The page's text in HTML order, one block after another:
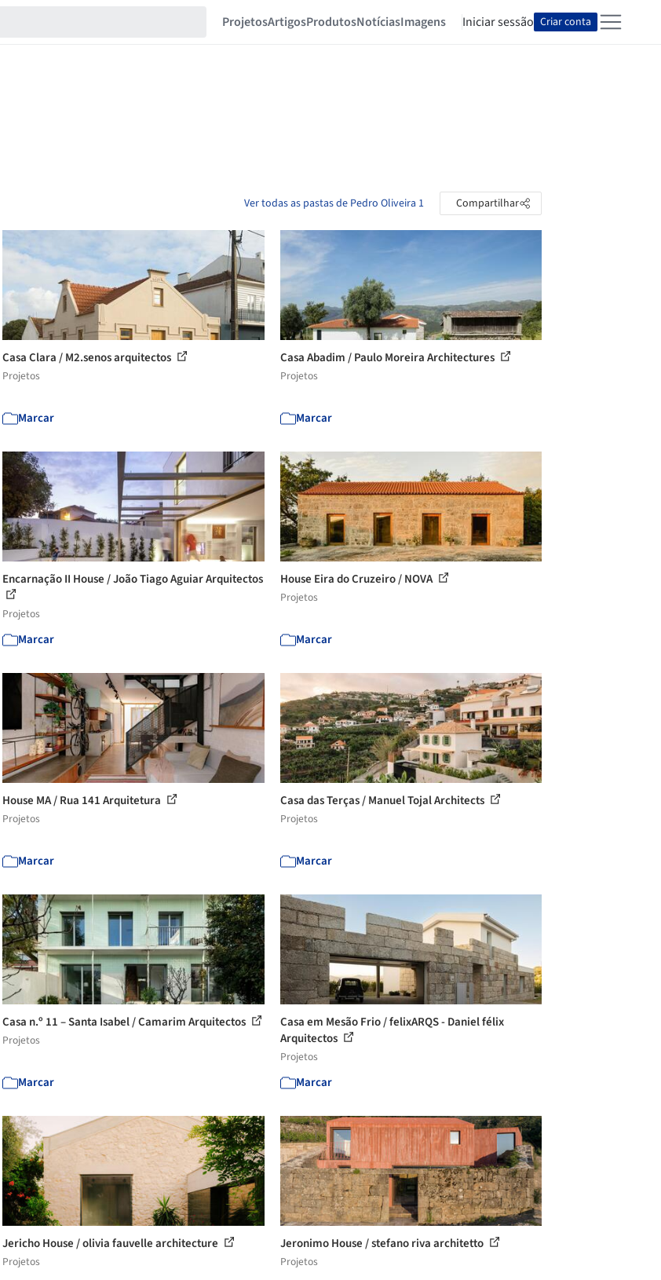
ProjetosArtigosProdutosNotíciasImagens Iniciar sessão Criar conta
Ver todas as pastas de Pedro Oliveira 1 Compartilhar
Casa Clara / M2.senos arquitectos
Projetos
Marcar
Casa Abadim / Paulo Moreira Architectures
Projetos
Marcar
Encarnação II House / João Tiago Aguiar Arquitectos
Projetos
Marcar
House Eira do Cruzeiro / NOVA
Projetos
Marcar
House MA / Rua 141 Arquitetura
Projetos
Marcar
Casa das Terças / Manuel Tojal Architects
Projetos
Marcar
Casa n.º 11 – Santa Isabel / Camarim Arquitectos
Projetos
Marcar
Casa em Mesão Frio / felixARQS - Daniel félix
Arquitectos
Projetos
Marcar
Jericho House / olivia fauvelle architecture
Projetos
Jeronimo House / stefano riva architetto
Projetos